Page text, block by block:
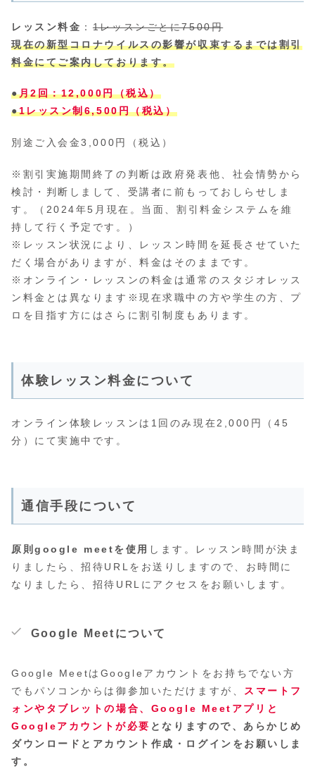
レッスン料金 ： 1レッスンごとに7500円
現在の新型コロナウイルスの影響が収束するまでは割引
料金にてご案内しております。
●月2回：12,000円（税込）
●1レッスン制6,500円（税込）
別途ご入会金3,000円（税込）
※割引実施期間終了の判断は政府発表他、社会情勢から
検討・判断しまして、受講者に前もっておしらせしま
す。（2024年5月現在。当面、割引料金システムを維
持して行く予定です。）
※レッスン状況により、レッスン時間を延長させていた
だく場合がありますが、料金はそのままです。
※オンライン・レッスンの料金は通常のスタジオレッス
ン料金とは異なります※現在求職中の方や学生の方、プ
ロを目指す方にはさらに割引制度もあります。
体験レッスン料金について
オンライン体験レッスンは1回のみ現在2,000円（45
分）にて実施中です。
通信手段について
原則google meetを使用 します。レッスン時間が決ま
りましたら、招待URLをお送りしますので、お時間に
なりましたら、招待URLにアクセスをお願いします。
Google Meetについて
Google MeetはGoogleアカウントをお持ちでない方
でもパソコンからは御参加いただけますが、
スマートフ
ォンやタブレットの場合、Google Meetアプリと
Googleアカウントが必要 となりますので、あらかじめ
ダウンロードとアカウント作成・ログインをお願いしま
す。